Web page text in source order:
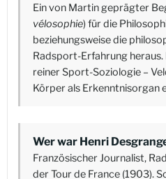
Ein von Martin geprägter
vélosophie) für die
beziehungsweise die
Radsport-Erfahrung
reiner Sport-Soziologie –
Körper als Erkenntnisorgan
Wer war Henri
Französischer Journalist,
der Tour de France (1903).